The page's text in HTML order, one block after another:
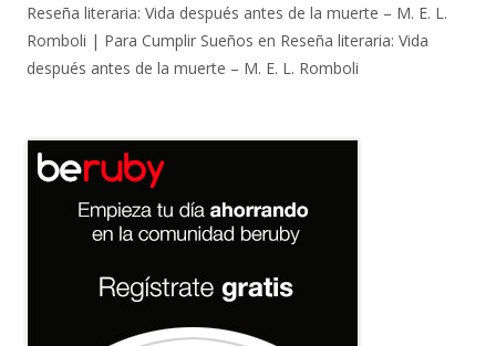
Reseña literaria: Vida después antes de la muerte – M. E. L.
Romboli | Para Cumplir Sueños en Reseña literaria: Vida
después antes de la muerte – M. E. L. Romboli